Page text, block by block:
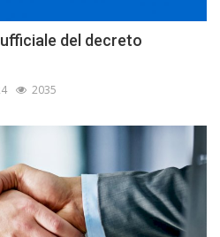
del decreto
2035